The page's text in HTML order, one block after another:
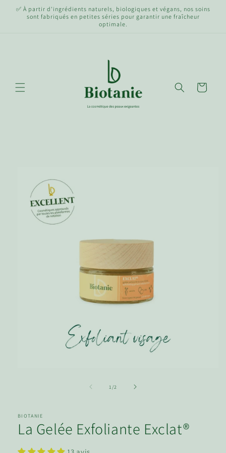
passer
✅ À partir d'ingrédients naturels, biologiques et végans, nos soins
sont fabriqués en petites séries pour garantir une fraîcheur
optimale.
Panier
produits
1 /de2
BIOTANIE
La Gelée Exfoliante Exclat®